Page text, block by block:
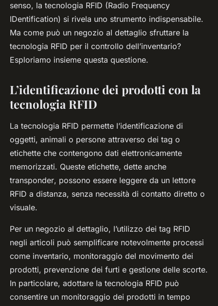
Edouard• 4 aprile 2024 • 7 min de lecture
senso, la tecnologia RFID (Radio Frequency
IDentification) si rivela uno strumento indispensabile.
Ma come può un negozio al dettaglio sfruttare la
tecnologia RFID per il controllo dell’inventario?
Esploriamo insieme questa questione.
L’identificazione dei prodotti con la
tecnologia RFID
La tecnologia RFID permette l’identificazione di
oggetti, animali o persone attraverso dei tag o
etichette che contengono dati elettronicamente
memorizzati. Queste etichette, dette anche
transponder, possono essere leggere da un lettore
RFID a distanza, senza necessità di contatto diretto o
visuale.
Per un negozio al dettaglio, l’utilizzo dei tag RFID
negli articoli può semplificare notevolmente processi
come inventario, monitoraggio del movimento dei
prodotti, prevenzione dei furti e gestione delle scorte.
In particolare, adottare la tecnologia RFID può
consentire un monitoraggio dei prodotti in tempo